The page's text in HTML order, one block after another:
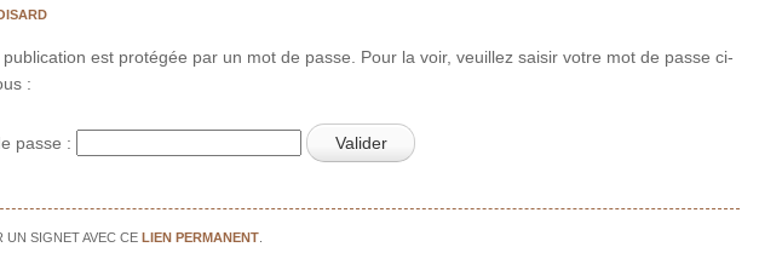
publication est protégée par un mot de passe. Pour la voir, veuillez saisir votre mot de passe ci-
:
passe :
UN SIGNET AVEC CELIEN PERMANENT